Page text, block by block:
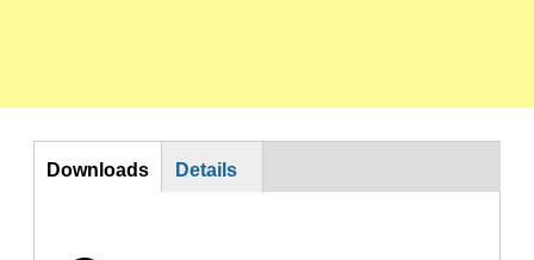
DL
Downloads
Details